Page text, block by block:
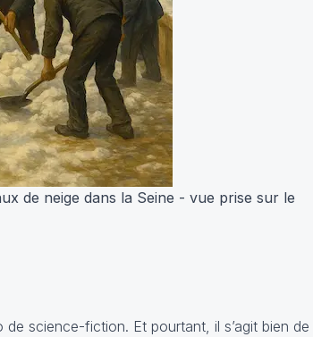
de neige dans la Seine - vue prise sur le
de science-fiction. Et pourtant, il s’agit bien de